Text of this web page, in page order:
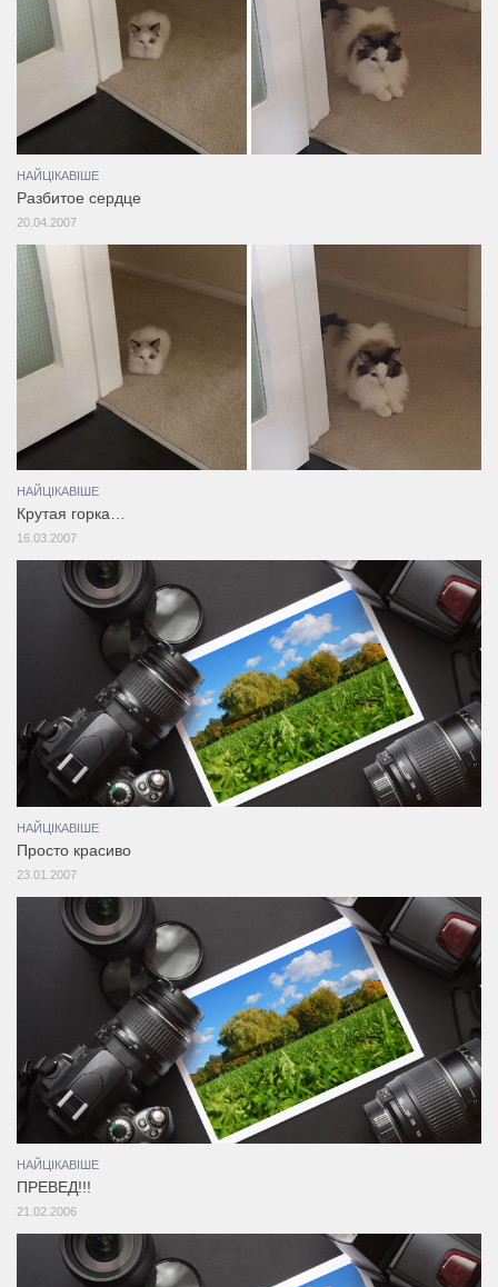
НАЙЦІКАВІШЕ
Разбитое сердце
20.04.2007
НАЙЦІКАВІШЕ
Крутая горка…
16.03.2007
НАЙЦІКАВІШЕ
Просто красиво
23.01.2007
НАЙЦІКАВІШЕ
ПРЕВЕД!!!
21.02.2006